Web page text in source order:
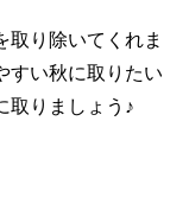
取り除いてくれま
すい秋に取りたい
取りましょう♪